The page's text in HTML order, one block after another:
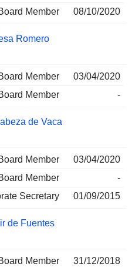
Member
08/10/2020
Romero
Member
03/04/2020
Member
-
de Vaca
Member
03/04/2020
Member
-
Secretary
01/09/2015
de Fuentes
Member
31/12/2018